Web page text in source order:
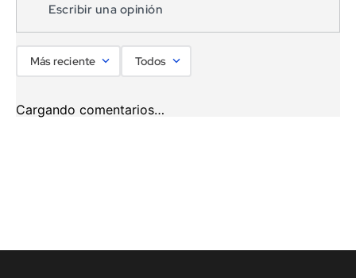
Escribir una opinión
Más reciente Todos
Cargando comentarios…